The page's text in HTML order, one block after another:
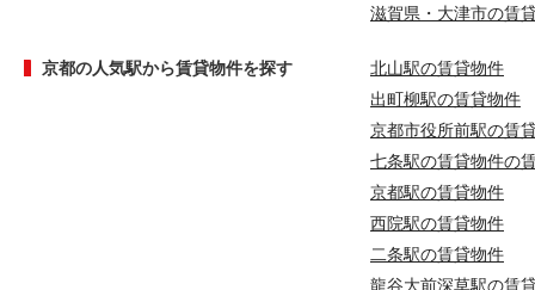
滋賀県・大津市の賃
京都の人気駅から賃貸物件を探す
北山駅の賃貸物件
出町柳駅の賃貸物件
京都市役所前駅の賃
七条駅の賃貸物件の
京都駅の賃貸物件
西院駅の賃貸物件
二条駅の賃貸物件
龍谷大前深草駅の賃